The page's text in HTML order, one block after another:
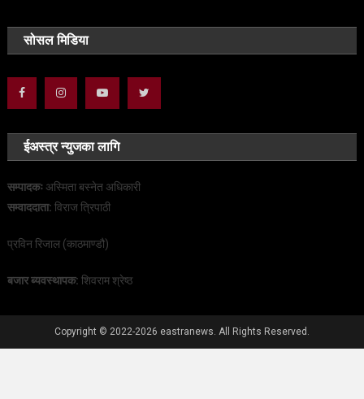
सोसल मिडिया
ईअस्त्र न्युजका लागि
सम्पादकः अस्मिता बस्नेत अधिकारी
सम्वाददाता:विराज त्रिपाठी
प्रविन रिजाल (काठमाण्डौ)
बजार ब्यवस्थापक: शिवराम श्रेष्ठ
Copyright © 2022-2026 eastranews. All Rights Reserved.